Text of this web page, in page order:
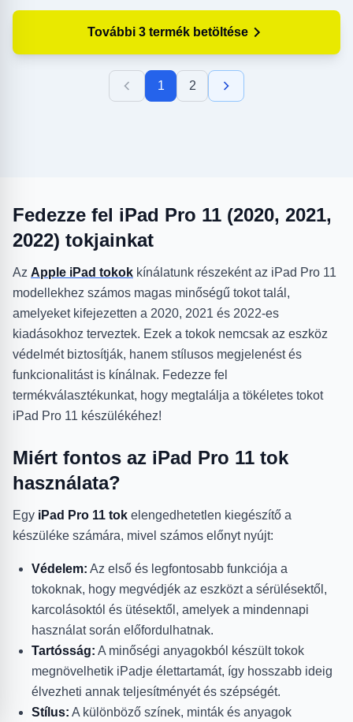
További 3 termék betöltése
1 2
Fedezze fel iPad Pro 11 (2020, 2021,
2022) tokjainkat
Az Apple iPad tokok kínálatunk részeként az iPad Pro 11
modellekhez számos magas minőségű tokot talál,
amelyeket kifejezetten a 2020, 2021 és 2022-es
kiadásokhoz terveztek. Ezek a tokok nemcsak az eszköz
védelmét biztosítják, hanem stílusos megjelenést és
funkcionalitást is kínálnak. Fedezze fel
termékválasztékunkat, hogy megtalálja a tökéletes tokot
iPad Pro 11 készülékéhez!
Miért fontos az iPad Pro 11 tok
használata?
Egy iPad Pro 11 tok elengedhetetlen kiegészítő a
készüléke számára, mivel számos előnyt nyújt:
Védelem: Az első és legfontosabb funkciója a
tokoknak, hogy megvédjék az eszközt a sérülésektől,
karcolásoktól és ütésektől, amelyek a mindennapi
használat során előfordulhatnak.
Tartósság: A minőségi anyagokból készült tokok
megnövelhetik iPadje élettartamát, így hosszabb ideig
élvezheti annak teljesítményét és szépségét.
Stílus: A különböző színek, minták és anyagok